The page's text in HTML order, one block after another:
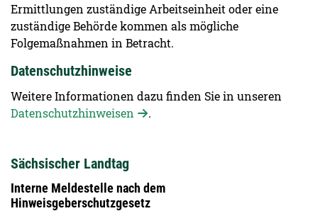
Ermittlungen zuständige Arbeitseinheit oder eine
zuständige Behörde kommen als mögliche
Folgemaßnahmen in Betracht.
Datenschutzhinweise
Weitere Informationen dazu finden Sie in unseren
Datenschutzhinweisen
.
Sächsischer Landtag
Interne Meldestelle nach dem
Hinweisgeberschutzgesetz